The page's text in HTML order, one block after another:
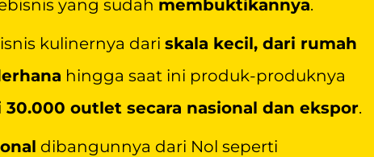
yang sudah membuktikannya.
kulinernya dari skala kecil, dari rumah
hingga saat ini produk-produknya
outlet secara nasional dan ekspor.
dibangunnya dari Nol seperti